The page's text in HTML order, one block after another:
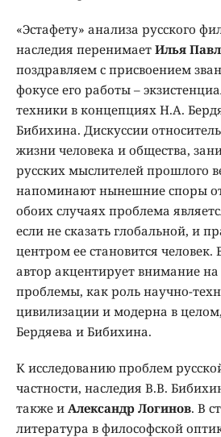
«Эстафету» анализа русского
наследия перенимает Илья
поздравляем с присвоением
фокусе его работы –
техники в концепциях Н.А.
Бибихина. Дискуссии
жизни человека и общества,
русских мыслителей прошлого
напоминают нынешние споры
обоих случаях проблема
если не сказать глобальной, и
центром ее становится человек.
автор акцентирует внимание
проблемы, как роль научно-
цивилизации и модерна в
Бердяева и Бибихина.
К исследованию проблем
частности, наследия В.В.
также и Александр Логинов. В
литература в философской